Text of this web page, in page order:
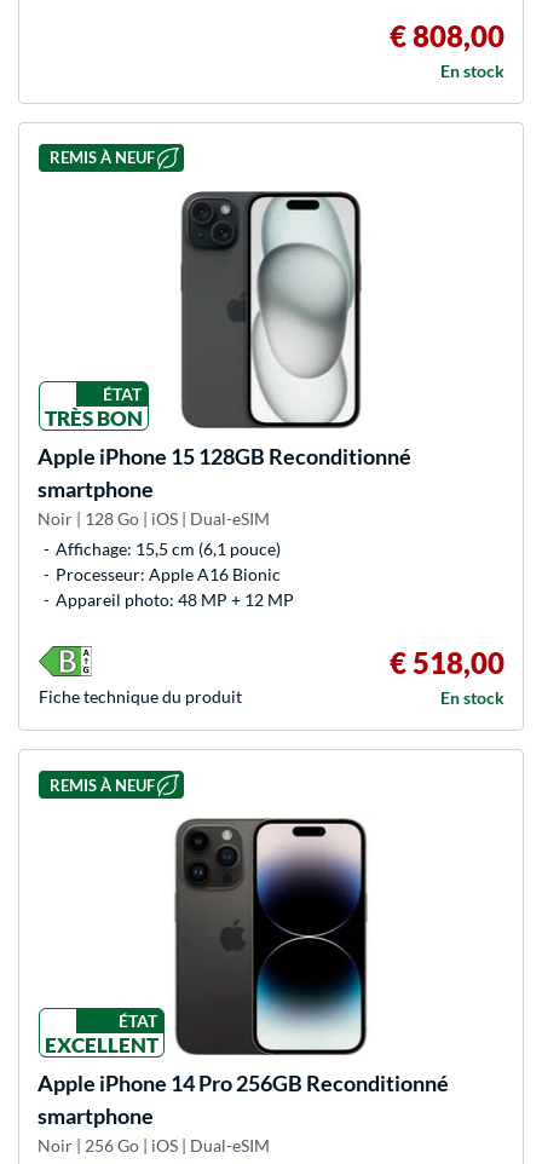
€ 808,00
En stock
REMIS À NEUF
ÉTAT
TRÈS BON
Apple iPhone 15 128GB Reconditionné
smartphone
Noir | 128 Go | iOS | Dual-eSIM
Affichage: 15,5 cm (6,1 pouce)
Processeur: Apple A16 Bionic
Appareil photo: 48 MP + 12 MP
€ 518,00
En stock
Fiche technique du produit
REMIS À NEUF
ÉTAT
EXCELLENT
Apple iPhone 14 Pro 256GB Reconditionné
smartphone
Noir | 256 Go | iOS | Dual-eSIM